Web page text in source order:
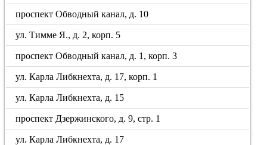
проспект Обводный канал, д. 10
ул. Тимме Я., д. 2, корп. 5
проспект Обводный канал, д. 1, корп. 3
ул. Карла Либкнехта, д. 17, корп. 1
ул. Карла Либкнехта, д. 15
проспект Дзержинского, д. 9, стр. 1
ул. Карла Либкнехта, д. 17